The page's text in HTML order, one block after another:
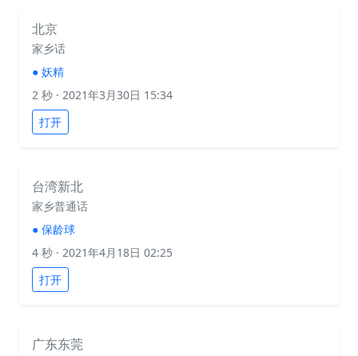
北京
家乡话
● 妖精
2 秒 · 2021年3月30日 15:34
打开
台湾新北
家乡普通话
● 保龄球
4 秒 · 2021年4月18日 02:25
打开
广东东莞